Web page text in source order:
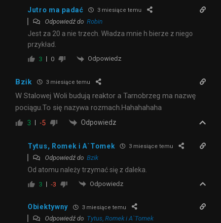
Jutro ma padać 3 miesiące temu
Odpowiedź do Robin
Jest za 20 a nie trzech. Władza mnie h bierze z niego
przykład.
3 0 Odpowiedz
Bzik 3 miesiące temu
W Stalowej Woli budują reaktor a Tarnobrzeg ma nazwę
pociągu.To się nazywa rozmach.Hahahahaha
3 -5 Odpowiedz
Tytus, Romek i A`Tomek 3 miesiące temu
Odpowiedź do Bzik
Od atomu należy trzymać się z daleka.
3 -3 Odpowiedz
Obiektywny 3 miesiące temu
Odpowiedź do Tytus, Romek i A`Tomek